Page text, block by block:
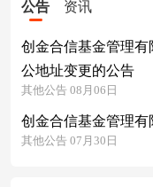
公告 资讯
创金合信基金管理
公地址变更的公告
其他公告 08月06日
创金合信基金管理
其他公告 07月30日